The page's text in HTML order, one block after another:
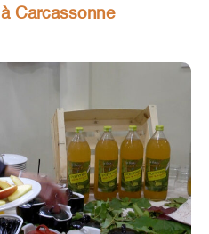
Carcassonne